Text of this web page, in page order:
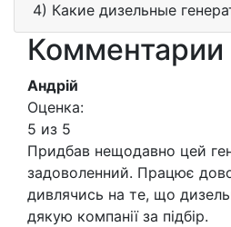
4) Какие дизельные
Комментарии
Андрій
Оценка:
5 из 5
Придбав нещодавно цей
задоволенний. Працює
дивлячись на те, що
дякую компанії за підбір.